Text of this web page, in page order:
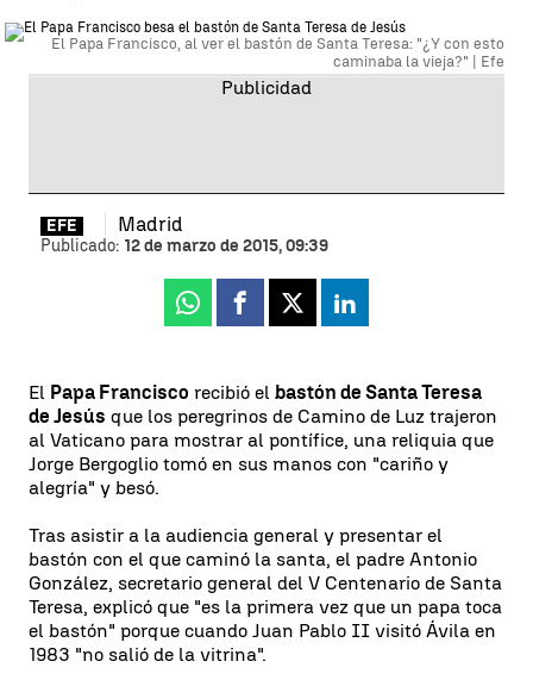
El Papa Francisco, al ver el bastón de Santa Teresa: "¿Y con esto
caminaba la vieja?" | Efe
EFE Madrid
Publicado: 12 de marzo de 2015, 09:39
Whatsapp
Facebook
X Linkedin
El Papa Francisco recibió el bastón de Santa Teresa
de Jesús que los peregrinos de Camino de Luz trajeron
al Vaticano para mostrar al pontífice, una reliquia que
Jorge Bergoglio tomó en sus manos con "cariño y
alegría" y besó.
Tras asistir a la audiencia general y presentar el
bastón con el que caminó la santa, el padre Antonio
González, secretario general del V Centenario de Santa
Teresa, explicó que "es la primera vez que un papa toca
el bastón" porque cuando Juan Pablo II visitó Ávila en
1983 "no salió de la vitrina".